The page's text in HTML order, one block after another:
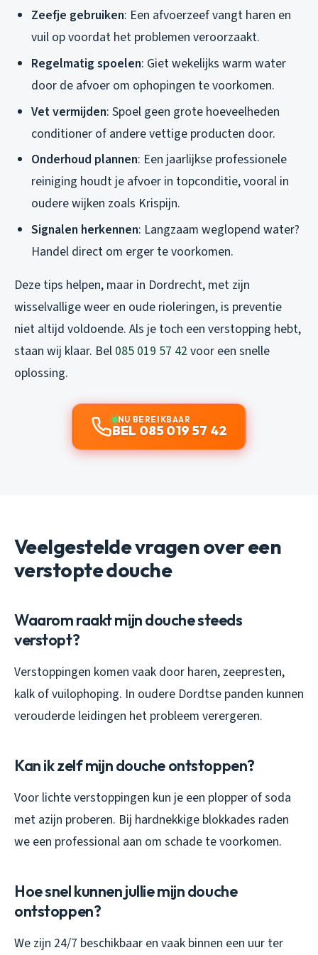
Zeefje gebruiken: Een afvoerzeef vangt haren en
vuil op voordat het problemen veroorzaakt.
Regelmatig spoelen: Giet wekelijks warm water
door de afvoer om ophopingen te voorkomen.
Vet vermijden: Spoel geen grote hoeveelheden
conditioner of andere vettige producten door.
Onderhoud plannen: Een jaarlijkse professionele
reiniging houdt je afvoer in topconditie, vooral in
oudere wijken zoals Krispijn.
Signalen herkennen: Langzaam weglopend water?
Handel direct om erger te voorkomen.
Deze tips helpen, maar in Dordrecht, met zijn
wisselvallige weer en oude rioleringen, is preventie
niet altijd voldoende. Als je toch een verstopping hebt,
staan wij klaar. Bel 085 019 57 42 voor een snelle
oplossing.
NU BEREIKBAAR
BEL 085 019 57 42
Veelgestelde vragen over een
verstopte douche
Waarom raakt mijn douche steeds
verstopt?
Verstoppingen komen vaak door haren, zeepresten,
kalk of vuilophoping. In oudere Dordtse panden kunnen
verouderde leidingen het probleem verergeren.
Kan ik zelf mijn douche ontstoppen?
Voor lichte verstoppingen kun je een plopper of soda
met azijn proberen. Bij hardnekkige blokkades raden
we een professional aan om schade te voorkomen.
Hoe snel kunnen jullie mijn douche
ontstoppen?
We zijn 24/7 beschikbaar en vaak binnen een uur ter